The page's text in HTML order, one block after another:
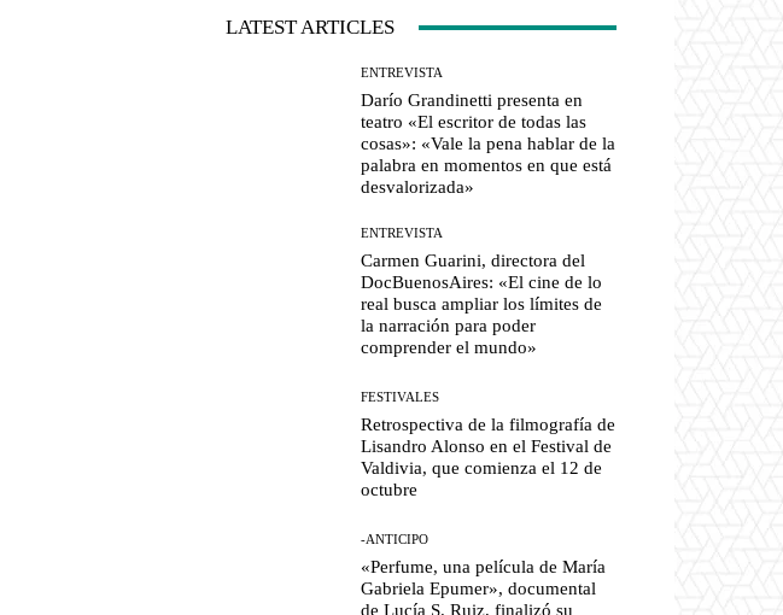
LATEST ARTICLES
ENTREVISTA
Darío Grandinetti presenta en
teatro «El escritor de todas las
cosas»: «Vale la pena hablar de la
palabra en momentos en que está
desvalorizada»
ENTREVISTA
Carmen Guarini, directora del
DocBuenosAires: «El cine de lo
real busca ampliar los límites de
la narración para poder
comprender el mundo»
FESTIVALES
Retrospectiva de la filmografía de
Lisandro Alonso en el Festival de
Valdivia, que comienza el 12 de
octubre
-ANTICIPO
«Perfume, una película de María
Gabriela Epumer», documental
de Lucía S. Ruiz, finalizó su